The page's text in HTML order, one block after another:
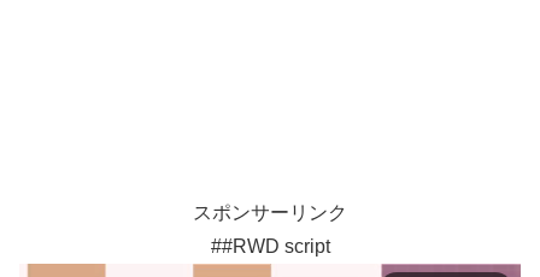
スポンサーリンク
##RWD script